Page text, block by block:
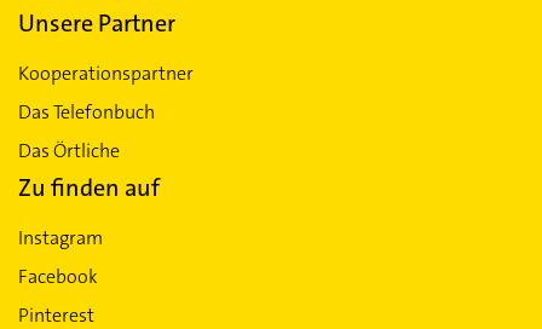
Unsere Partner
Kooperationspartner
Das Telefonbuch
Das Örtliche
Zu finden auf
Instagram
Facebook
Pinterest